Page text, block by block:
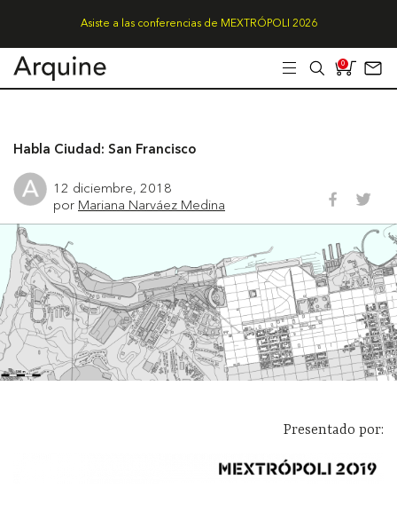
Asiste a las conferencias de MEXTRÓPOLI 2026
0
Habla Ciudad: San Francisco
12 diciembre, 2018
por Mariana Narváez Medina
Presentado por: